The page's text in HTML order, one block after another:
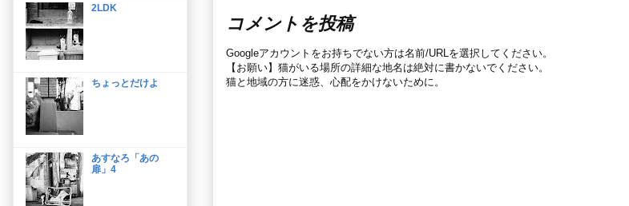
コメントを投稿
Googleアカウントをお持ちでない方は名前/URLを選択してください。
【お願い】猫がいる場所の詳細な地名は絶対に書かないでください。
猫と地域の方に迷惑、心配をかけないために。
2LDK
ちょっとだけよ
あすなろ「あの
扉」4